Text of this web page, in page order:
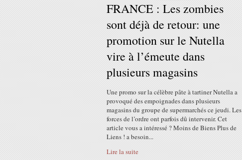
FRANCE : Les zombies
sont déjà de retour: une
promotion sur le Nutella
vire à l’émeute dans
plusieurs magasins
Une promo sur la célèbre pâte à tartiner Nutella a
provoqué des empoignades dans plusieurs
magasins du groupe de supermarchés ce jeudi. Les
forces de l’ordre ont parfois dû intervenir. Cet
article vous a intéressé ? Moins de Biens Plus de
Liens ! a besoin...
Lire la suite